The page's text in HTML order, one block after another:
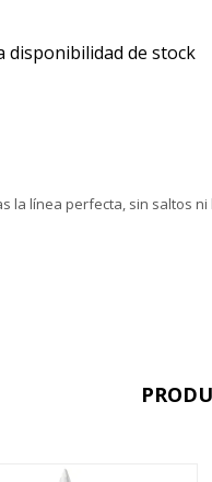
disponibilidad de stock
la línea perfecta, sin saltos